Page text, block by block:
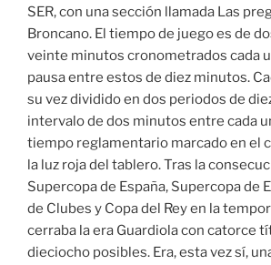
SER, con una sección llamada Las
Broncano. El tiempo de juego es de
veinte minutos cronometrados cada
pausa entre estos de diez minutos.
su vez dividido en dos periodos de
intervalo de dos minutos entre cada
tiempo reglamentario marcado en el
la luz roja del tablero. Tras la
Supercopa de España, Supercopa de
de Clubes y Copa del Rey en la
cerraba la era Guardiola con catorce
dieciocho posibles. Era, esta vez sí,